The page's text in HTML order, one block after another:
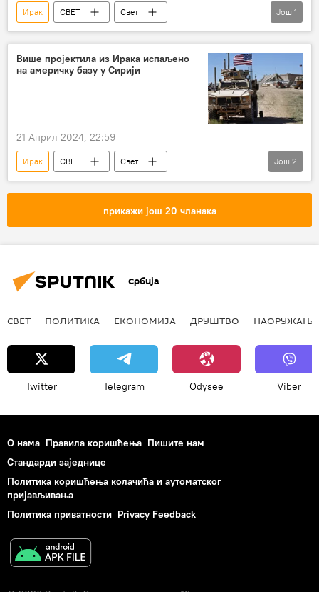
Ирак СВЕТ
Свет
Свет – политика
Друштво
Још 1
Више пројектила из Ирака испаљено
на америчку базу у Сирији
21 Април 2024, 22:59
Ирак СВЕТ
Свет
Свет – политика
Сирија САД
Још 2
прикажи још 20 чланака
Србија
СВЕТ ПОЛИТИКА ЕКОНОМИЈА ДРУШТВО НАОРУЖАЊЕ
Twitter Telegram Odysee Viber
О нама Правила коришћења Пишите нам
Стандарди заједнице
Политика коришћења колачића и аутоматског
пријављивања
Политика приватности Privacy Feedback